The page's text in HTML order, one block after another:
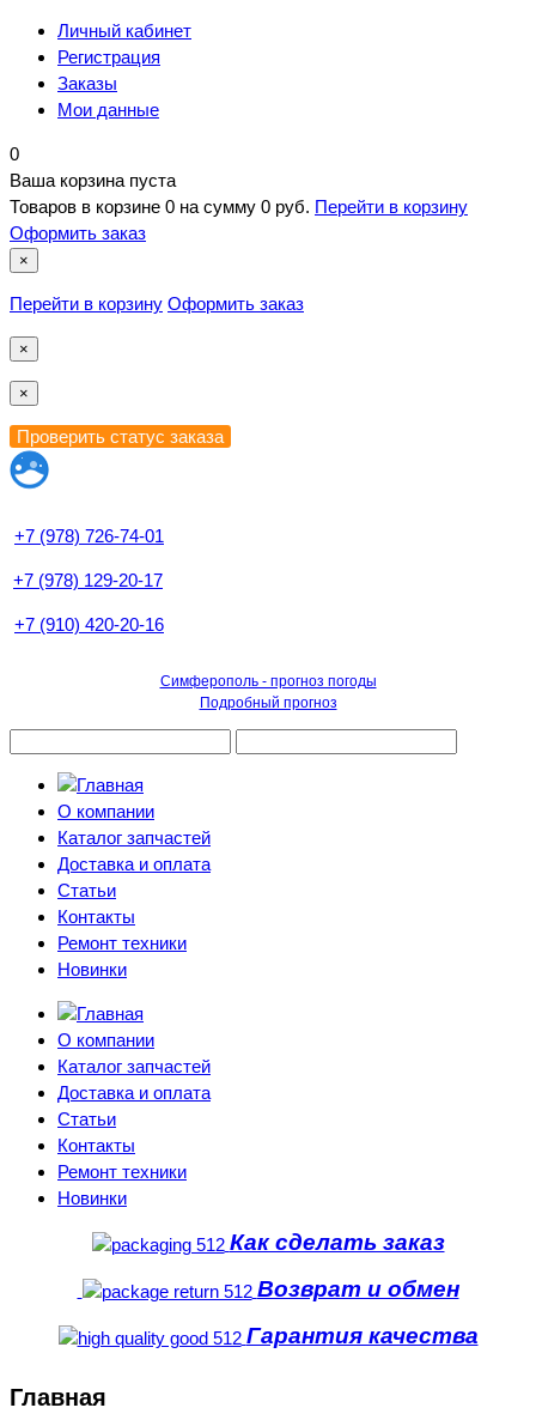
Личный кабинет
Регистрация
Заказы
Мои данные
0
Ваша корзина пуста
Товаров в корзине 0 на сумму 0 руб. Перейти в корзину
Оформить заказ
×
Перейти в корзину Оформить заказ
×
×
+7 (978) 726-74-01
+7 (978) 129-20-17
+7 (910) 420-20-16
Симферополь - прогноз погоды
Подробный прогноз
О компании
Каталог запчастей
Доставка и оплата
Статьи
Контакты
Ремонт техники
Новинки
О компании
Каталог запчастей
Доставка и оплата
Статьи
Контакты
Ремонт техники
Новинки
Как сделать заказ
Возврат и обмен
Гарантия качества
Главная